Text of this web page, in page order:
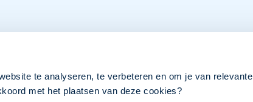
te analyseren, te verbeteren en om je van relevante
met het plaatsen van deze cookies?